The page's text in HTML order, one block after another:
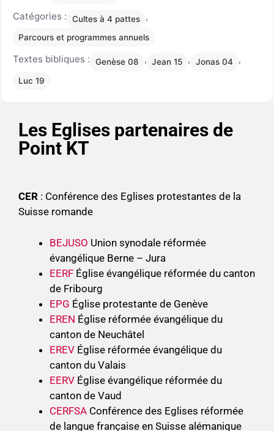
Catégories : Cultes à 4 pattes ,
Parcours et programmes annuels
Textes bibliques : Genèse 08 , Jean 15 , Jonas 04 ,
Luc 19
Les Eglises partenaires de
Point KT
CER : Conférence des Eglises protestantes de la
Suisse romande
BEJUSO Union synodale réformée
évangélique Berne – Jura
EERF Église évangélique réformée du canton
de Fribourg
EPG Église protestante de Genève
EREN Église réformée évangélique du
canton de Neuchâtel
EREV Église réformée évangélique du
canton du Valais
EERV Église évangélique réformée du
canton de Vaud
CERFSA Conférence des Eglises réformée
de langue française en Suisse alémanique